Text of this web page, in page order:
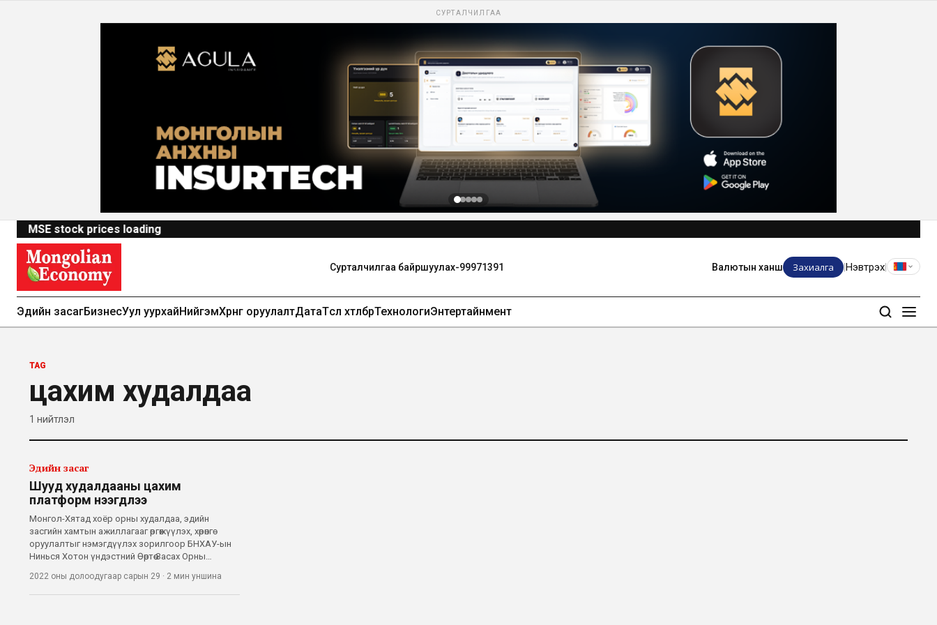
СУРТАЛЧИЛГАА
MSE stock prices loading
Сурталчилгаа байршуулах-99971391 Валютын ханш Захиалга Нэвтрэх
Эдийн засагБизнесУул уурхайНийгэмХөрөнгө оруулалтДатаТөсөл хөтөлбөрТехнологиЭнтертайнмент
TAG
цахим худалдаа
1 нийтлэл
Эдийн засаг
Шууд худалдааны цахим
платформ нээгдлээ
Монгол-Хятад хоёр орны худалдаа, эдийн
засгийн хамтын ажиллагааг өргөжүүлэх, хөрөнгө
оруулалтыг нэмэгдүүлэх зорилгоор БНХАУ-ын
Нинься Хотон үндэстний Өөртөө Засах Орны
Худалдаа Аж Үйлдвэрийн Танхим болон БНХАУ-
аас Монгол Улсад Хөрөнгө Оруулагчдын ЗУН-ХУА
2022 оны долоодугаар сарын 29 · 2 мин уншина